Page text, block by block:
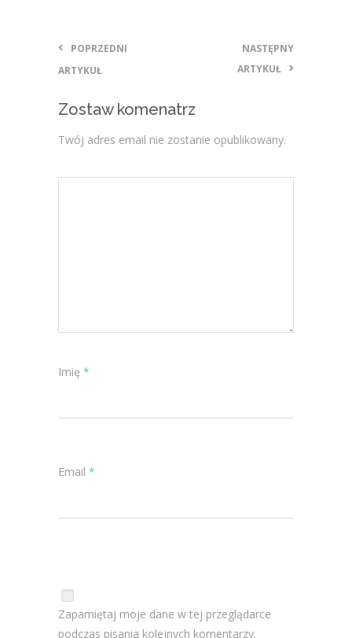
POPRZEDNI
ARTYKUŁ
NASTĘPNY
ARTYKUŁ
Zostaw komenatrz
Twój adres email nie zostanie opublikowany.
Imię *
Email *
Zapamiętaj moje dane w tej przeglądarce
podczas pisania kolejnych komentarzy.